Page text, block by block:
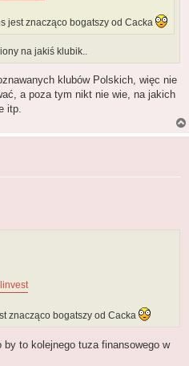
jest znacząco bogatszy od Cacka
na jakiś klubik..
klubów Polskich, więc nie
a poza tym nikt nie wie, na jakich
itp.
znacząco bogatszy od Cacka
to kolejnego tuza finansowego w